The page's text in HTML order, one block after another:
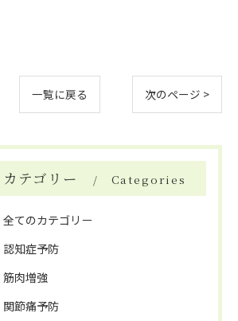
一覧に戻る 次のページ >
カテゴリー Categories
全てのカテゴリー
認知症予防
筋肉増強
関節痛予防